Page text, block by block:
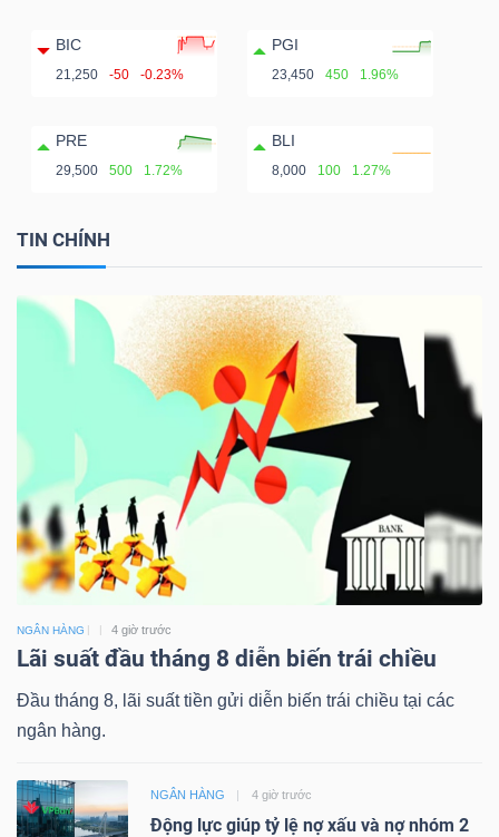
BIC
21,250 -50 -0.23%
PGI
23,450 450 1.96%
PRE
29,500 500 1.72%
BLI
8,000 100 1.27%
TIN CHÍNH
NGÂN HÀNG 4 giờ trước
Lãi suất đầu tháng 8 diễn biến trái chiều
Đầu tháng 8, lãi suất tiền gửi diễn biến trái chiều tại các
ngân hàng.
NGÂN HÀNG 4 giờ trước
Động lực giúp tỷ lệ nợ xấu và nợ nhóm 2